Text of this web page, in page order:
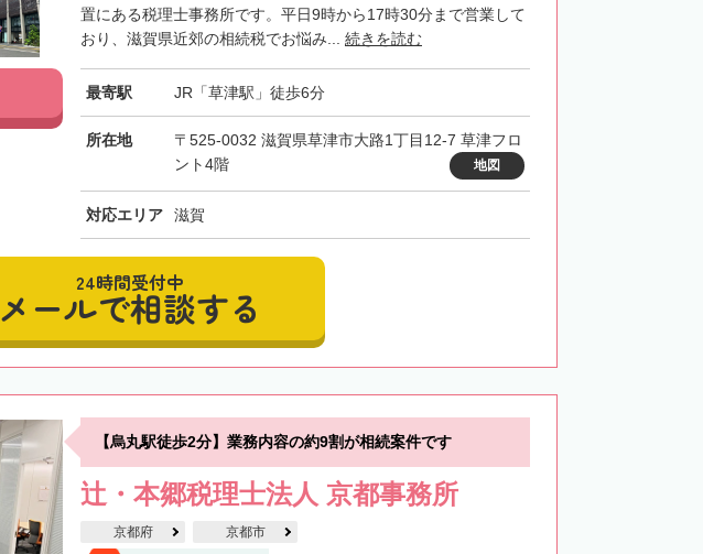
置にある税理士事務所です。平日9時から17時30分まで営業して
おり、滋賀県近郊の相続税でお悩み... 続きを読む
最寄駅 JR「草津駅」徒歩6分
所在地
〒525-0032 滋賀県草津市大路1丁目12-7 草津フロ
ント4階
地図
対応エリア 滋賀
24時間受付中
メールで相談する
【烏丸駅徒歩2分】業務内容の約9割が相続案件です
辻・本郷税理士法人 京都事務所
京都府 京都市